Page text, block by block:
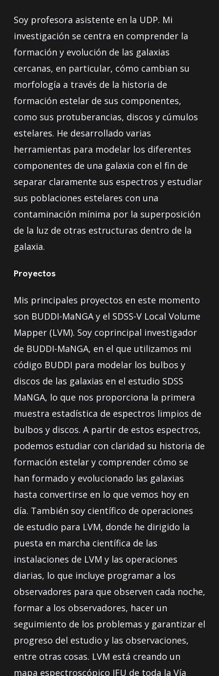
Soy profesora asistente en la UDP. Mi
investigación se centra en comprender la
formación y evolución de las galaxias
cercanas, en particular, cómo cambian su
morfología a través de la historia de
formación estelar de sus componentes,
como sus protuberancias, discos y cúmulos
estelares. He desarrollado varias
herramientas para modelar los diferentes
componentes de una galaxia con el fin de
separar claramente sus espectros y estudiar
sus poblaciones estelares con una
contaminación mínima por la superposición
de la luz de otras estructuras dentro de la
galaxia.
Proyectos
Mis principales proyectos en este momento
son BUDDI-MaNGA y el SDSS-V Local Volume
Mapper (LVM). Soy coprincipal investigador
de BUDDI-MaNGA, en el que utilizamos mi
código BUDDI para modelar los bulbos y
discos de las galaxias en el estudio SDSS
MaNGA, lo que nos proporciona la primera
muestra estadística de espectros limpios de
bulbos y discos. A partir de estos espectros,
podemos estudiar con claridad su historia de
formación estelar y comprender cómo se
han formado y evolucionado las galaxias
hasta convertirse en lo que vemos hoy en
día. También soy científico de operaciones
de estudio para LVM, donde he dirigido la
puesta en marcha científica de las
instalaciones de LVM y las operaciones
diarias, lo que incluye programar a los
observadores para que observen cada noche,
formar a los observadores, hacer un
seguimiento de los problemas y garantizar el
progreso del estudio y las observaciones,
entre otras cosas. LVM está creando un
mapa espectroscópico IFU de toda la Vía